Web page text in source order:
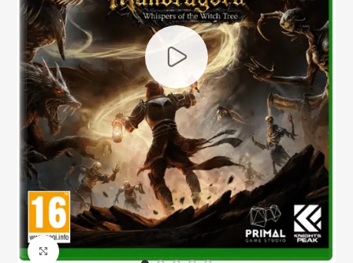
Click to enlarge